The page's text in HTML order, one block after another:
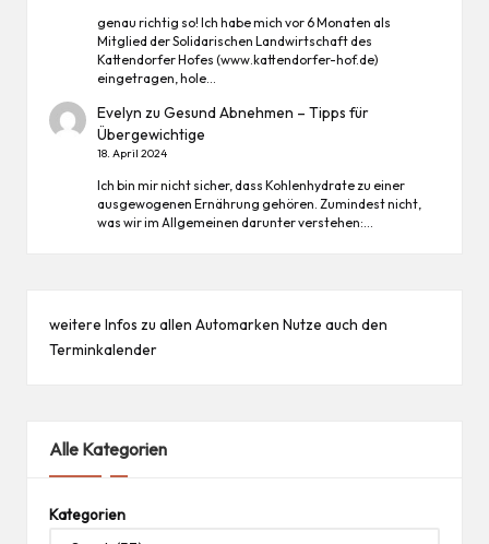
genau richtig so! Ich habe mich vor 6 Monaten als
Mitglied der Solidarischen Landwirtschaft des
Kattendorfer Hofes (www.kattendorfer-hof.de)
eingetragen, hole…
Evelyn zuGesund Abnehmen – Tipps für
Übergewichtige
18. April 2024
Ich bin mir nicht sicher, dass Kohlenhydrate zu einer
ausgewogenen Ernährung gehören. Zumindest nicht,
was wir im Allgemeinen darunter verstehen:…
weitere Infos zu allen Automarken Nutze auch den
Terminkalender
Alle Kategorien
Kategorien